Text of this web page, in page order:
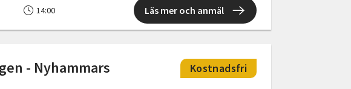
14:00 Läs mer och anmäl
- Nyhammars
Kostnadsfri